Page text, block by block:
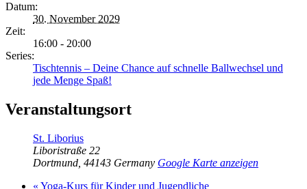
Datum:
30. November 2029
Zeit:
16:00 - 20:00
Series:
Tischtennis – Deine Chance auf schnelle Ballwechsel und
jede Menge Spaß!
Veranstaltungsort
St. Liborius
Liboristraße 22
Dortmund 44143 Germany Google Karte anzeigen
« Yoga-Kurs für Kinder und Jugendliche